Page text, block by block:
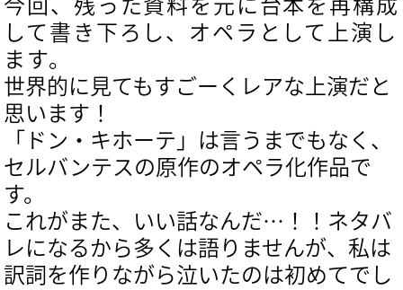
して書き下ろし、オペラとして上演し
ます。
世界的に見てもすごーくレアな上演だと
思います！
「ドン・キホーテ」は言うまでもなく、
セルバンテスの原作のオペラ化作品で
す。
これがまた、いい話なんだ…！！ネタバ
レになるから多くは語りませんが、私は
訳詞を作りながら泣いたのは初めてでし